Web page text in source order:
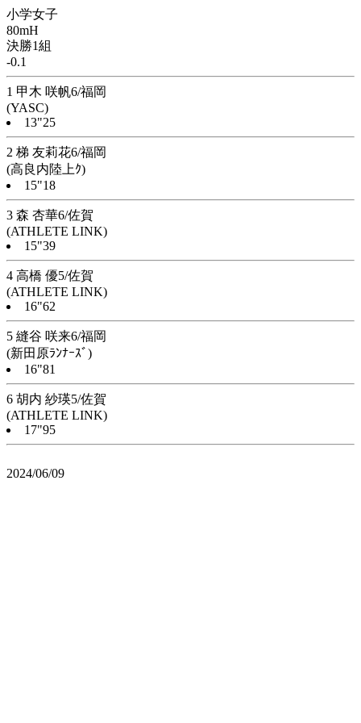
小学女子
80mH
決勝1組
-0.1
1 甲木 咲帆6/福岡
(YASC)
13"25
2 梯 友莉花6/福岡
(高良内陸上ｸ)
15"18
3 森 杏華6/佐賀
(ATHLETE LINK)
15"39
4 高橋 優5/佐賀
(ATHLETE LINK)
16"62
5 縫谷 咲来6/福岡
(新田原ﾗﾝﾅｰｽﾞ)
16"81
6 胡内 紗瑛5/佐賀
(ATHLETE LINK)
17"95
2024/06/09